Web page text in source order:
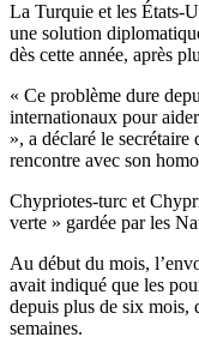
La Turquie et les États-
une solution
dès cette année, après
« Ce problème dure
internationaux pour
», a déclaré le
rencontre avec son
Chypriotes-turc et
verte » gardée par les
Au début du mois,
avait indiqué que les
depuis plus de six mois,
semaines.